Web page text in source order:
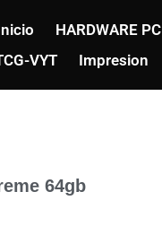
HARDWARE PC
VYT
Impresion
64gb